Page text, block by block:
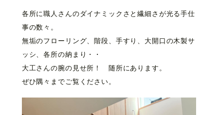
各所に職人さんのダイナミックさと繊細さが光る手仕
事の数々。
無垢のフローリング、階段、手すり、大開口の木製サ
ッシ、各所の納まり・・
大工さんの腕の見せ所！ 随所にあります。
ぜひ隅々までご覧ください。